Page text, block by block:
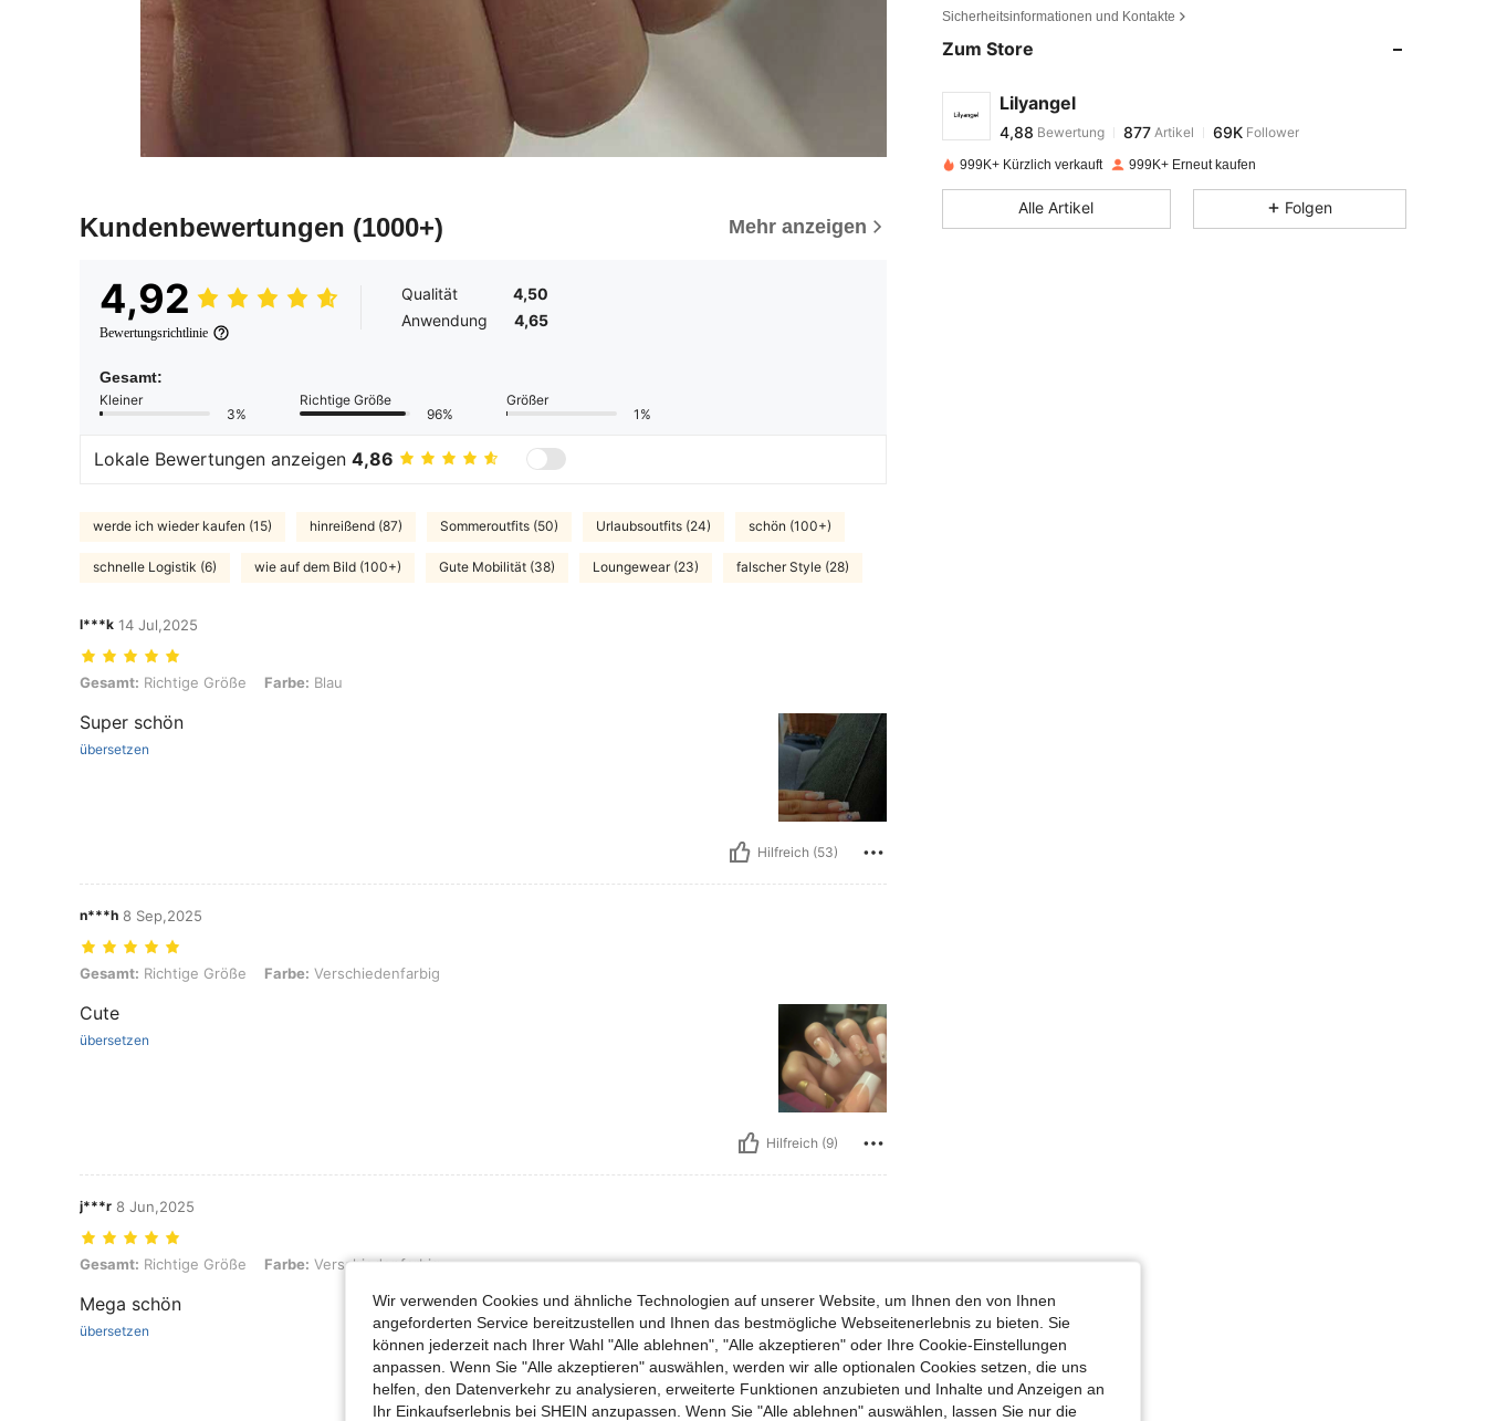
Kundenbewertungen (1000+) Mehr anzeigen
4,92
Bewertungsrichtlinie
Qualität
4,50
Anwendung
4,65
Gesamt:
Kleiner
3%
Richtige Größe
96%
Größer
1%
Lokale Bewertungen anzeigen 4,86
werde ich wieder kaufen (15) hinreißend (87) Sommeroutfits (50) Urlaubsoutfits (24) schön (100+)
schnelle Logistik (6) wie auf dem Bild (100+) Gute Mobilität (38) Loungewear (23) falscher Style (28)
l***k 14 Jul,2025
Gesamt: Richtige Größe, Farbe: Blau
Gesamt: Richtige Größe Farbe: Blau
Super schön
übersetzen
Hilfreich (53)
n***h 8 Sep,2025
Gesamt: Richtige Größe, Farbe: Verschiedenfarbig
Gesamt: Richtige Größe Farbe: Verschiedenfarbig
Cute
übersetzen
Hilfreich (9)
j***r 8 Jun,2025
Gesamt: Richtige Größe, Farbe: Verschiedenfarbig
Gesamt: Richtige Größe Farbe: Verschiedenfarbig
Mega schön
übersetzen
Sicherheitsinformationen und Kontakte
Zum Store
Lilyangel
4,88
4,88 Bewertung
j***rbezahltVor 1 Tag
999K+ Kürzlich verkauft 999K+ Erneut kaufen
Alle Artikel Folgen
Wir verwenden Cookies und ähnliche Technologien auf unserer Website, um Ihnen den von Ihnen
angeforderten Service bereitzustellen und Ihnen das bestmögliche Webseitenerlebnis zu bieten. Sie
können jederzeit nach Ihrer Wahl "Alle ablehnen", "Alle akzeptieren" oder Ihre Cookie-Einstellungen
anpassen. Wenn Sie "Alle akzeptieren" auswählen, werden wir alle optionalen Cookies setzen, die uns
helfen, den Datenverkehr zu analysieren, erweiterte Funktionen anzubieten und Inhalte und Anzeigen an
Ihr Einkaufserlebnis bei SHEIN anzupassen. Wenn Sie "Alle ablehnen" auswählen, lassen Sie nur die